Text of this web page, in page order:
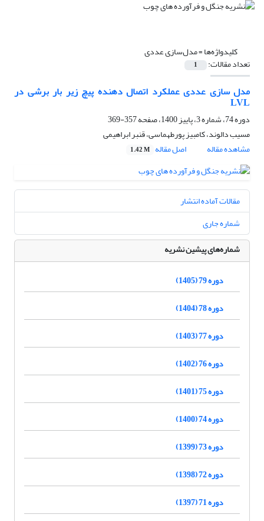
کلیدواژه‌ها =مدل‌سازی عددی
تعداد مقالات: 1
مدل سازی عددی عملکرد اتصال دهنده پیچ زیر بار برشی در
LVL
دوره 74، شماره 3، پاییز 1400، صفحه
357-369
مسیب دالوند، کامبیز پورطهماسی، قنبر ابراهیمی
مشاهده مقاله
اصل مقاله 1.42 M
مقالات آماده انتشار
شماره جاری
شماره‌های پیشین نشریه
دوره 79 (1405)
دوره 78 (1404)
دوره 77 (1403)
دوره 76 (1402)
دوره 75 (1401)
دوره 74 (1400)
دوره 73 (1399)
دوره 72 (1398)
دوره 71 (1397)